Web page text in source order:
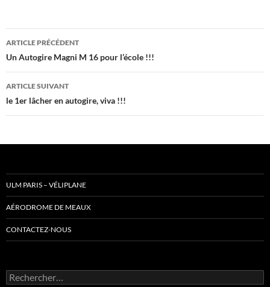
Navigation
des
articles
ARTICLE PRÉCÉDENT
Un Autogire Magni M 16 pour l’école !!!
ARTICLE SUIVANT
le 1er lâcher en autogire, viva !!!
ULM PARIS – VÉLIPLANE
AÉRODROME DE MEAUX
CONTACTEZ-NOUS
Rechercher :